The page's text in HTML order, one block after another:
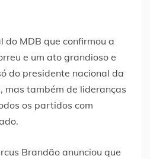
do MDB que confirmou a
e um ato grandioso e
do presidente nacional da
mas também de lideranças
os partidos com
Brandão anunciou que